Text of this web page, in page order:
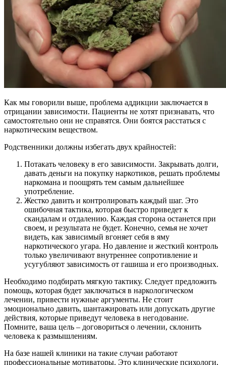
Как мы говорили выше, проблема аддикции заключается в
отрицании зависимости. Пациенты не хотят признавать, что
самостоятельно они не справятся. Они боятся расстаться с
наркотическим веществом.
Родственники должны избегать двух крайностей:
Потакать человеку в его зависимости. Закрывать долги,
давать деньги на покупку наркотиков, решать проблемы
наркомана и поощрять тем самым дальнейшее
употребление.
Жестко давить и контролировать каждый шаг. Это
ошибочная тактика, которая быстро приведет к
скандалам и отдалению. Каждая сторона останется при
своем, и результата не будет. Конечно, семья не хочет
видеть, как зависимый вгоняет себя в яму
наркотического угара. Но давление и жесткий контроль
только увеличивают внутреннее сопротивление и
усугубляют зависимость от гашиша и его производных.
Необходимо подбирать мягкую тактику. Следует предложить
помощь, которая будет заключаться в наркологическом
лечении, привести нужные аргументы. Не стоит
эмоционально давить, шантажировать или допускать другие
действия, которые приведут человека в негодование.
Помните, ваша цель – договориться о лечении, склонить
человека к размышлениям.
На базе нашей клиники на такие случаи работают
профессиональные мотиваторы. Это клинические психологи,